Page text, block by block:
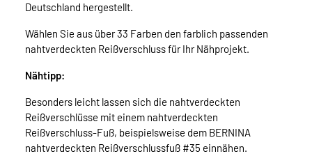
Deutschland hergestellt.
Wählen Sie aus über 33 Farben den farblich passenden
nahtverdeckten Reißverschluss für Ihr Nähprojekt.
Nähtipp:
Besonders leicht lassen sich die nahtverdeckten
Reißverschlüsse mit einem nahtverdeckten
Reißverschluss-Fuß, beispielsweise dem BERNINA
nahtverdeckten Reißverschlussfuß #35 einnähen.